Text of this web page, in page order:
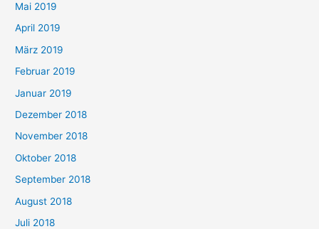
Mai 2019
April 2019
März 2019
Februar 2019
Januar 2019
Dezember 2018
November 2018
Oktober 2018
September 2018
August 2018
Juli 2018